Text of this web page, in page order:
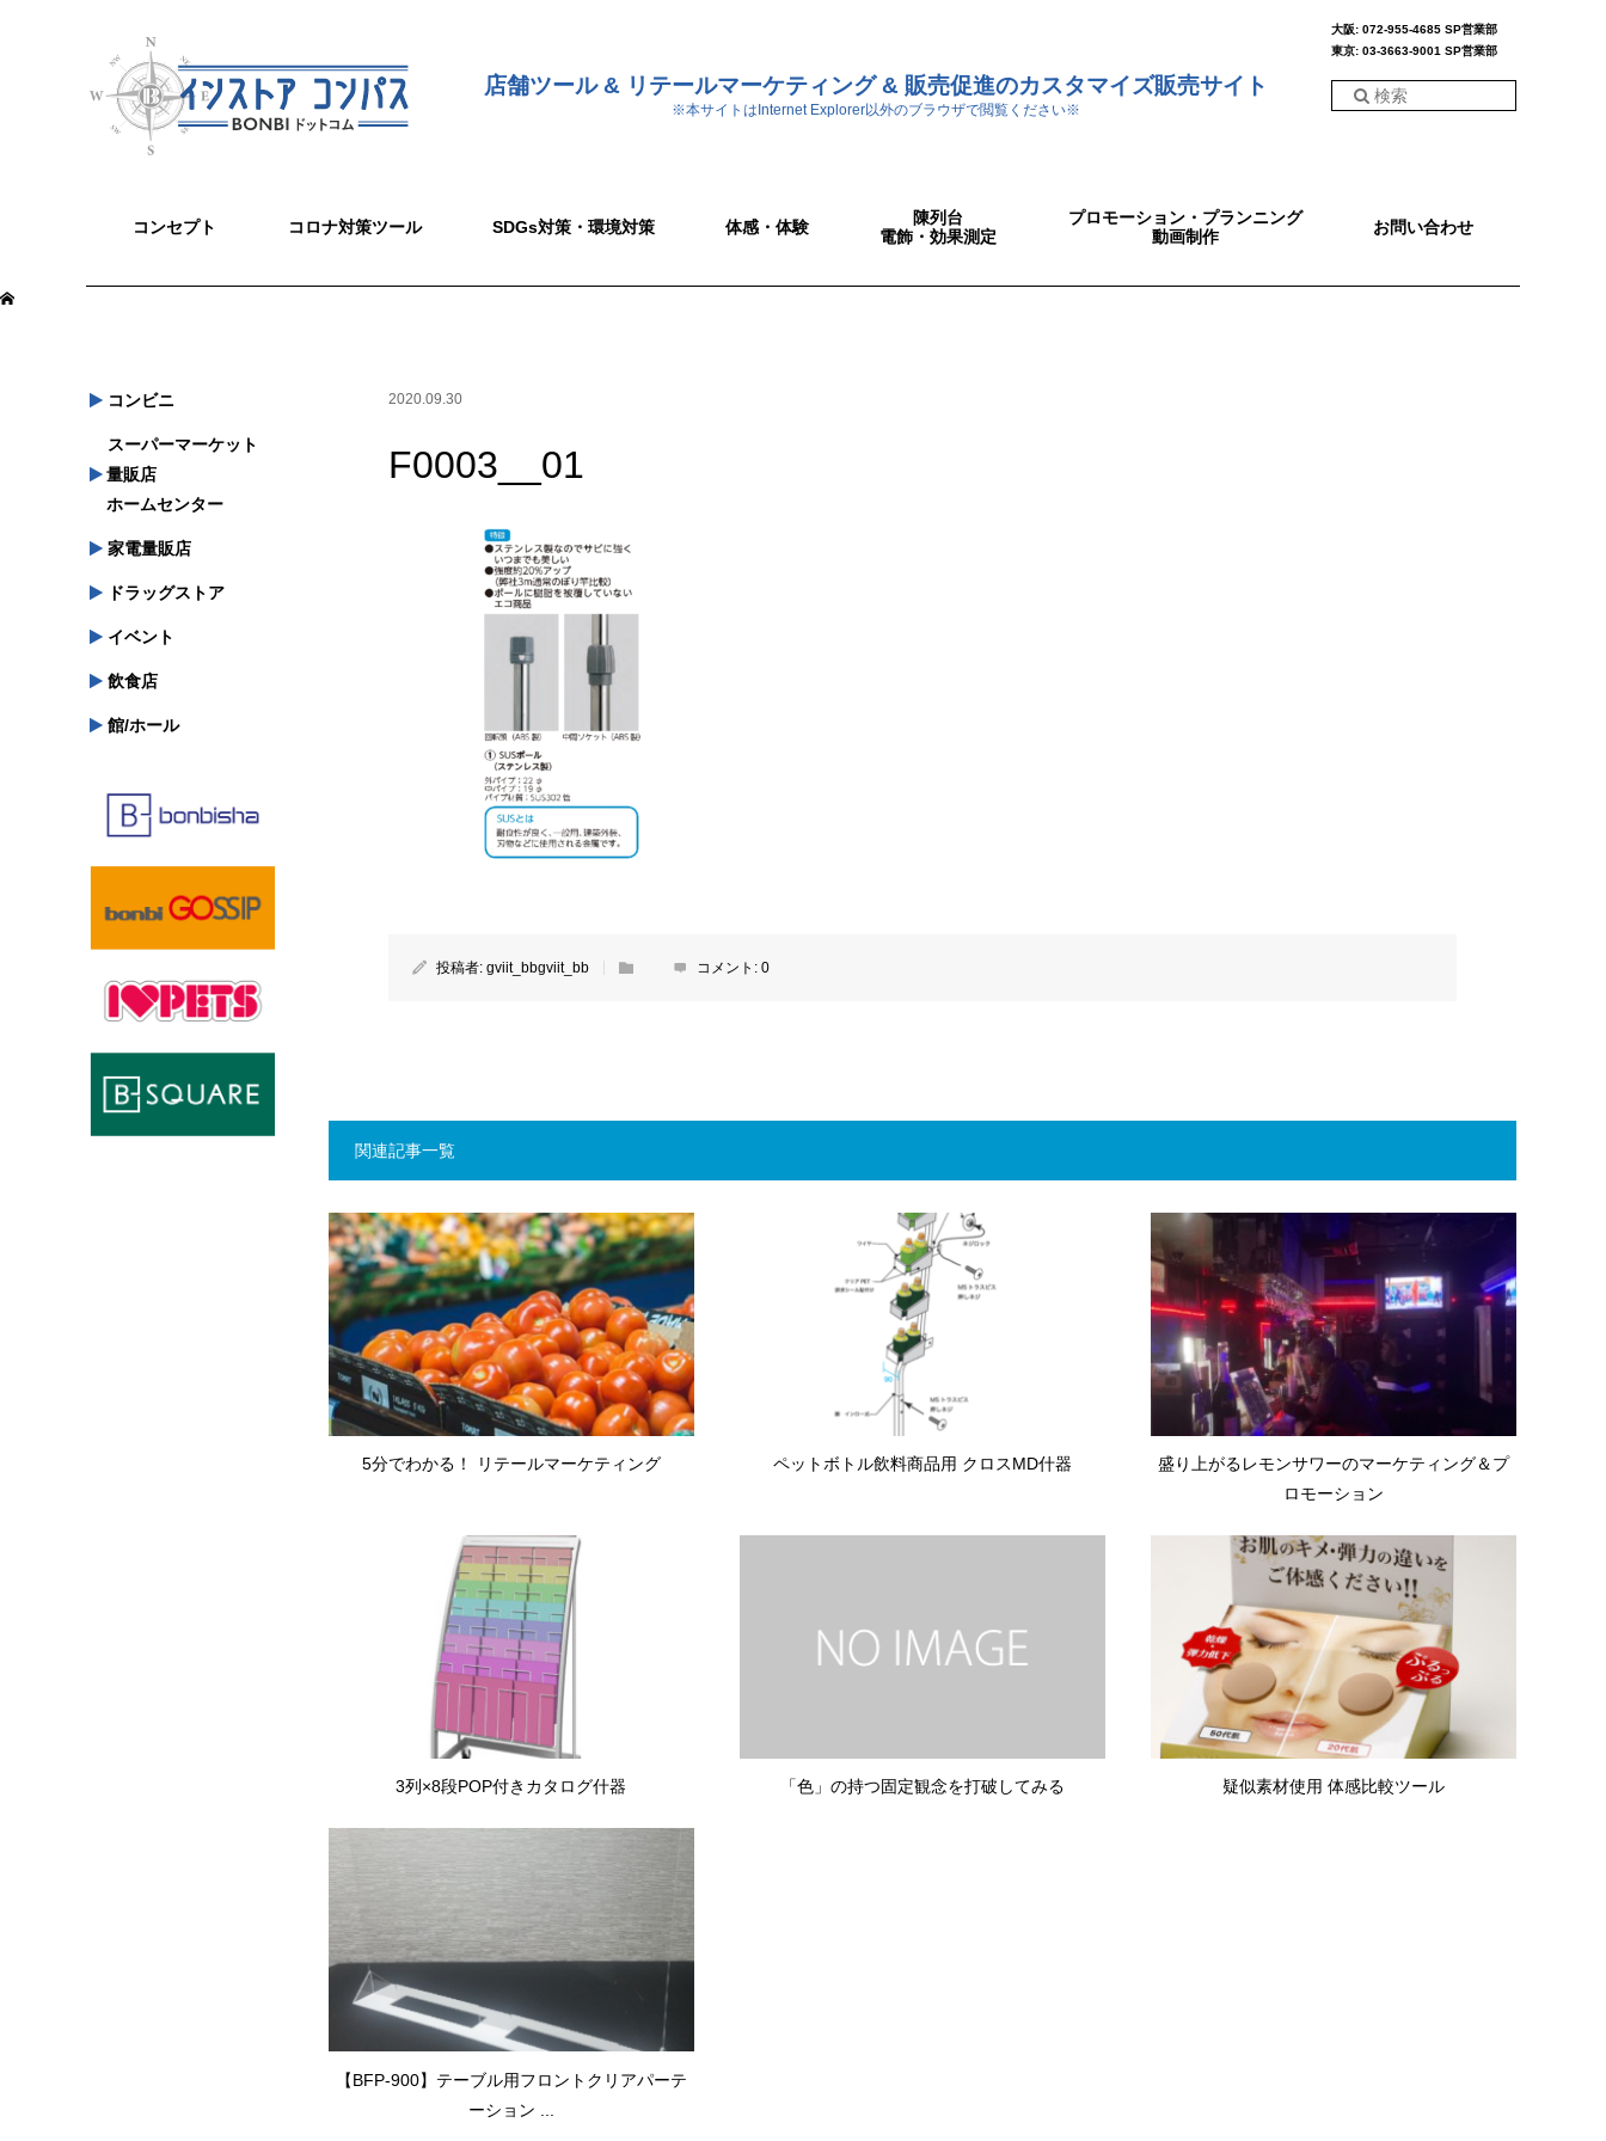
店舗ツール & リテールマーケティング & 販売促進のカスタマイズ販売サイト
※本サイトはInternet Explorer以外のブラウザで閲覧ください※
大阪: 072-955-4685 SP営業部
東京: 03-3663-9001 SP営業部
コンセプト コロナ対策ツール SDGs対策・環境対策 体感・体験
陳列台
電飾・効果測定
プロモーション・プランニング
動画制作
お問い合わせ
2020.09.30
F0003__01
投稿者: gviit_bbgviit_bb コメント: 0
関連記事一覧
5分でわかる！ リテールマーケティング ペットボトル飲料商品用 クロスMD什器
盛り上がるレモンサワーのマーケティング＆プ
ロモーション
3列×8段POP付きカタログ什器 「色」の持つ固定観念を打破してみる 疑似素材使用 体感比較ツール
【BFP-900】テーブル用フロントクリアパーテ
ーション ...
コンビニ
スーパーマーケット
量販店
ホームセンター
家電量販店
ドラッグストア
イベント
飲食店
館/ホール